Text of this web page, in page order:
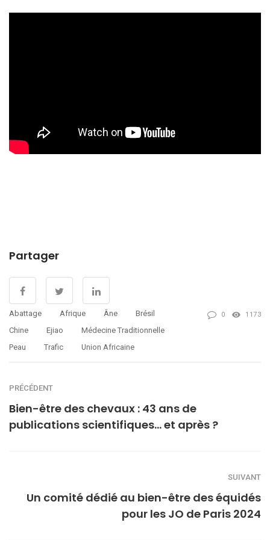
Partager
Abattage Afrique Âne
Brésil
Chine
Ejiao
Médecine Traditionnelle
Peau
Trafic Union Africaine
0 1173
PRÉCÉDENT
Bien-être des chevaux : 43 ans de
publications scientifiques… et après ?
SUIVANT
Un comité dédié au bien-être des équidés
pour les JO de Paris 2024